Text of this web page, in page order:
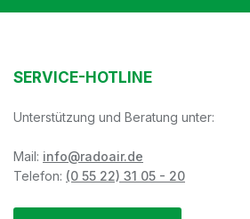
SERVICE-HOTLINE
Unterstützung und Beratung unter:
Mail: info@radoair.de
Telefon: (0 55 22) 31 05 - 20